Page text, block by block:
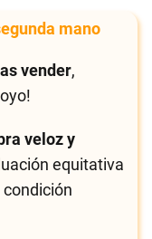
mano
vender,
veloz y
equitativa